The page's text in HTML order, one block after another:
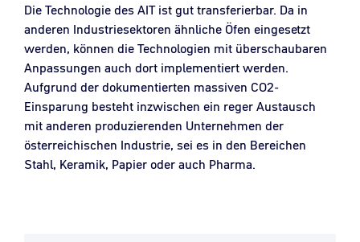
Die Technologie des AIT ist gut transferierbar. Da in
anderen Industriesektoren ähnliche Öfen eingesetzt
werden, können die Technologien mit überschaubaren
Anpassungen auch dort implementiert werden.
Aufgrund der dokumentierten massiven CO2-
Einsparung besteht inzwischen ein reger Austausch
mit anderen produzierenden Unternehmen der
österreichischen Industrie, sei es in den Bereichen
Stahl, Keramik, Papier oder auch Pharma.